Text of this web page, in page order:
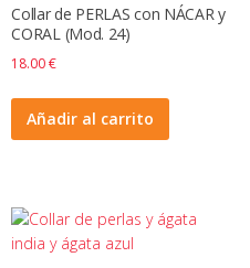
Collar de PERLAS con NÁCAR y
CORAL (Mod. 24)
18.00€
Añadir al carrito